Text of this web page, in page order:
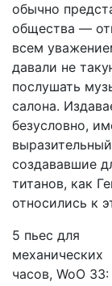
обычно
общества —
всем
давали не
послушать
салона.
безусловно,
создававшие
титанов, как
относились к
5 пьес для
механических
часов, WoO 33: